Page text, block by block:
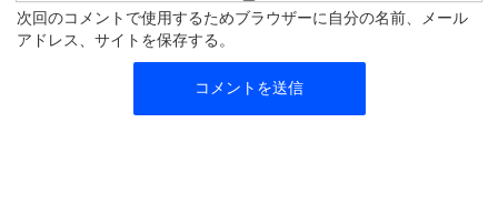
次回のコメントで使用するためブラウザーに自分の名前、メール
アドレス、サイトを保存する。